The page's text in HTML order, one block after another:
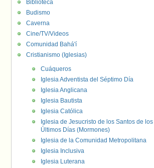
Biblioteca
Budismo
Caverna
Cine/TV/Videos
Comunidad Bahá'í
Cristianismo (Iglesias)
Cuáqueros
Iglesia Adventista del Séptimo Día
Iglesia Anglicana
Iglesia Bautista
Iglesia Católica
Iglesia de Jesucristo de los Santos de los
Últimos Días (Mormones)
Iglesia de la Comunidad Metropolitana
Iglesia Inclusiva
Iglesia Luterana